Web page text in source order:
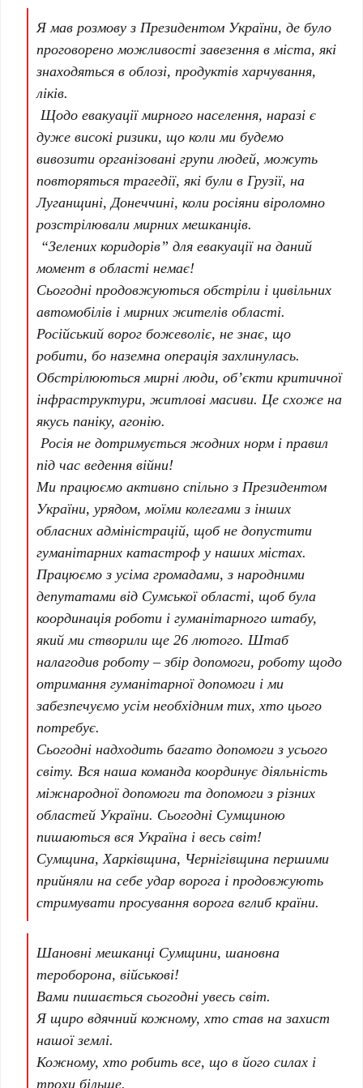
Я мав розмову з Президентом України, де було
проговорено можливості завезення в міста, які
знаходяться в облозі, продуктів харчування,
ліків.
Щодо евакуації мирного населення, наразі є
дуже високі ризики, що коли ми будемо
вивозити організовані групи людей, можуть
повторяться трагедії, які були в Грузії, на
Луганщині, Донеччині, коли росіяни віроломно
розстрілювали мирних мешканців.
“Зелених коридорів” для евакуації на даний
момент в області немає!
Сьогодні продовжуються обстріли і цивільних
автомобілів і мирних жителів області.
Російський ворог божеволіє, не знає, що
робити, бо наземна операція захлинулась.
Обстрілюються мирні люди, об’єкти критичної
інфраструктури, житлові масиви. Це схоже на
якусь паніку, агонію.
Росія не дотримується жодних норм і правил
під час ведення війни!
Ми працюємо активно спільно з Президентом
України, урядом, моїми колегами з інших
обласних адміністрацій, щоб не допустити
гуманітарних катастроф у наших містах.
Працюємо з усіма громадами, з народними
депутатами від Сумської області, щоб була
координація роботи і гуманітарного штабу,
який ми створили ще 26 лютого. Штаб
налагодив роботу – збір допомоги, роботу щодо
отримання гуманітарної допомоги і ми
забезпечуємо усім необхідним тих, хто цього
потребує.
Сьогодні надходить багато допомоги з усього
світу. Вся наша команда координує діяльність
міжнародної допомоги та допомоги з різних
областей України. Сьогодні Сумщиною
пишаються вся Україна і весь світ!
Сумщина, Харківщина, Чернігівщина першими
прийняли на себе удар ворога і продовжують
стримувати просування ворога вглиб країни.
Шановні мешканці Сумщини, шановна
тероборона, військові!
Вами пишається сьогодні увесь світ.
Я щиро вдячний кожному, хто став на захист
нашої землі.
Кожному, хто робить все, що в його силах і
трохи більше.